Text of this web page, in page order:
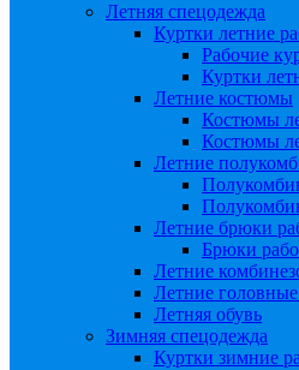
Летняя спецодежда
Куртки летние
Рабочие
Куртки
Летние костюмы
Костюмы
Костюмы
Летние
Летние брюки
Брюки
Летние
Летние
Летняя обувь
Зимняя спецодежда
Куртки зимние